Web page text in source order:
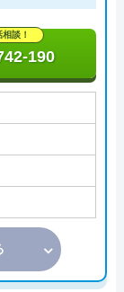
談！
190